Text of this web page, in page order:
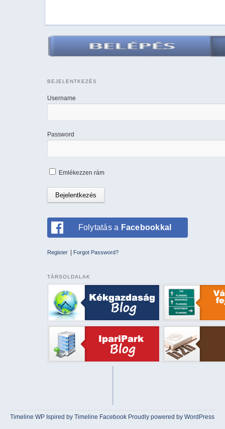
BEJELENTKEZÉS
Username
Password
Emlékezzen rám
Folytatás a Facebookkal
Register Forgot Password?
TÁRSOLDALAK
Timeline WP Ispired byTimeline Facebook Proudly powered by WordPress